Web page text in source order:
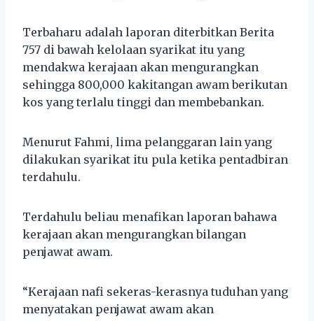
Terbaharu adalah laporan diterbitkan Berita
757 di bawah kelolaan syarikat itu yang
mendakwa kerajaan akan mengurangkan
sehingga 800,000 kakitangan awam berikutan
kos yang terlalu tinggi dan membebankan.
Menurut Fahmi, lima pelanggaran lain yang
dilakukan syarikat itu pula ketika pentadbiran
terdahulu.
Terdahulu beliau menafikan laporan bahawa
kerajaan akan mengurangkan bilangan
penjawat awam.
“Kerajaan nafi sekeras-kerasnya tuduhan yang
menyatakan penjawat awam akan